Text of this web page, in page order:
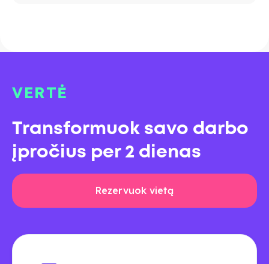
ar rolės užduotims.
VERTĖ
Transformuok savo darbo
įpročius per 2 dienas
Rezervuok vietą